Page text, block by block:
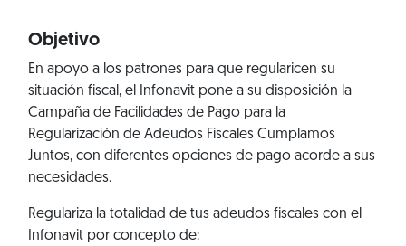
Objetivo
En apoyo a los patrones para que regularicen su
situación fiscal, el Infonavit pone a su disposición la
Campaña de Facilidades de Pago para la
Regularización de Adeudos Fiscales Cumplamos
Juntos, con diferentes opciones de pago acorde a sus
necesidades.
Regulariza la totalidad de tus adeudos fiscales con el
Infonavit por concepto de: